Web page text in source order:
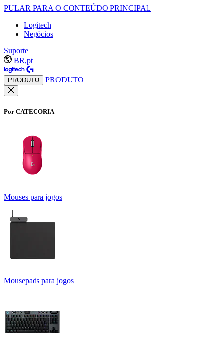
PULAR PARA O CONTEÚDO PRINCIPAL
Logitech
Negócios
Suporte
BR,pt
PRODUTO PRODUTO
Por CATEGORIA
Mouses para jogos
Mousepads para jogos